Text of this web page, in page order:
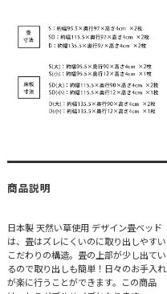
商品説明
日本製 天然い草使用 デザイン畳ベッド
は、畳はズレにくいのに取り出しやすい
こだわりの構造。畳の上部が少し出てい
るので取り出しも簡単！日々のお手入れ
が楽に行うことができます。この商品